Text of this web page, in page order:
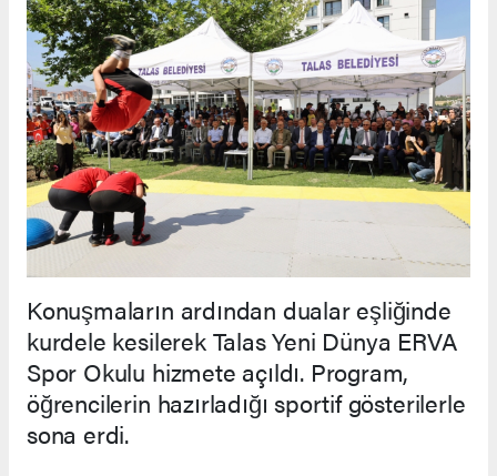
Konuşmaların ardından dualar eşliğinde
kurdele kesilerek Talas Yeni Dünya ERVA
Spor Okulu hizmete açıldı. Program,
öğrencilerin hazırladığı sportif gösterilerle
sona erdi.